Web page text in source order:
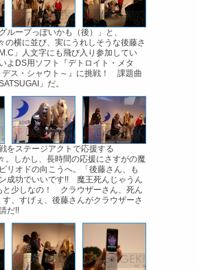
ループっぽいかも（後）」と、
の横に並び、実にうれしそうな後藤さ
」人文字にも飛び入り参加してい
よDS用ソフト『デトロイト・メタ
デス・シャウト～』に挑戦！ 課題曲
」だ。
をステージアクトで応援する
。しかし、長時間の応援にさすがの魔
リオドの向こうへ。「後藤さん、も
成功でいいです!! 魔王死んじゃうん
と少しなの！ クラウザーさん、死ん
、すげぇ、後藤さんがクラウザーさ
だ!!